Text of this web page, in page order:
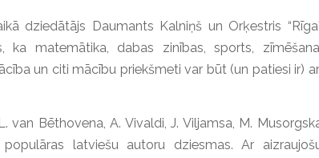
dziedātājs Daumants Kalniņš un Orķestris
ka matemātika, dabas zinības, sports, zīmēšana,
un citi mācību priekšmeti var būt (un patiesi ir)
van Bēthovena, A. Vivaldi, J. Viljamsa, M.
latviešu autoru dziesmas. Ar